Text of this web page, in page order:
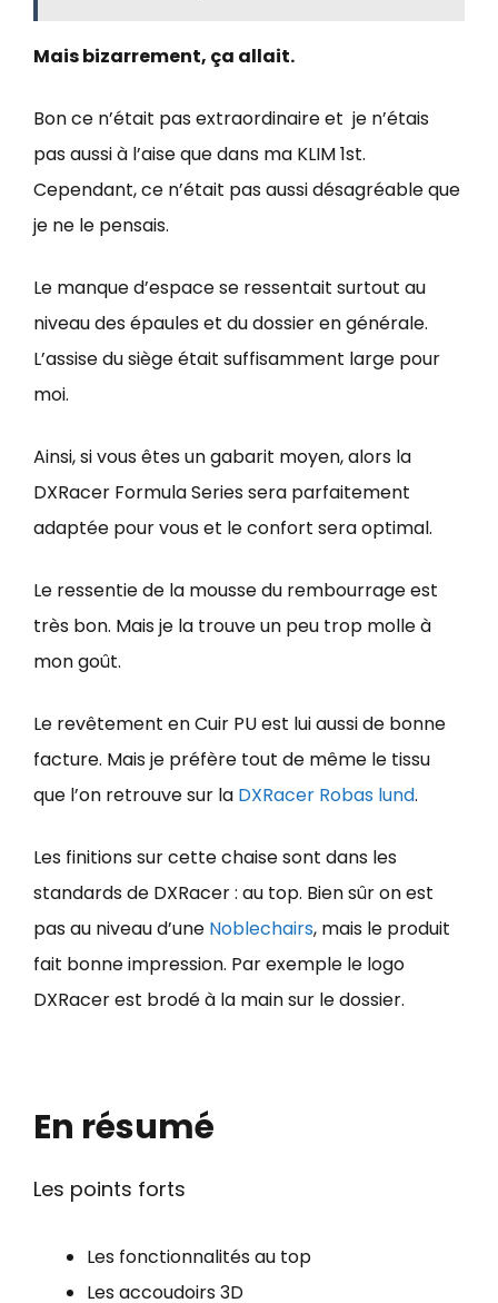
Mais bizarrement, ça allait.
Bon ce n’était pas extraordinaire et je n’étais
pas aussi à l’aise que dans ma KLIM 1st.
Cependant, ce n’était pas aussi désagréable que
je ne le pensais.
Le manque d’espace se ressentait surtout au
niveau des épaules et du dossier en générale.
L’assise du siège était suffisamment large pour
moi.
Ainsi, si vous êtes un gabarit moyen, alors la
DXRacer Formula Series sera parfaitement
adaptée pour vous et le confort sera optimal.
Le ressentie de la mousse du rembourrage est
très bon. Mais je la trouve un peu trop molle à
mon goût.
Le revêtement en Cuir PU est lui aussi de bonne
facture. Mais je préfère tout de même le tissu
que l’on retrouve sur la DXRacer Robas lund.
Les finitions sur cette chaise sont dans les
standards de DXRacer : au top. Bien sûr on est
pas au niveau d’une Noblechairs, mais le produit
fait bonne impression. Par exemple le logo
DXRacer est brodé à la main sur le dossier.
En résumé
Les points forts
Les fonctionnalités au top
Les accoudoirs 3D